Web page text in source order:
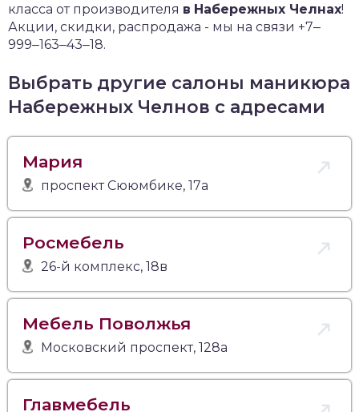
класса от производителя в Набережных Челнах!
Акции, скидки, распродажа - мы на связи +7‒
999‒163‒43‒18.
Выбрать другие салоны маникюра
Набережных Челнов с адресами
Мария
проспект Сююмбике, 17а
Росмебель
26-й комплекс, 18в
Мебель Поволжья
Московский проспект, 128а
Главмебель